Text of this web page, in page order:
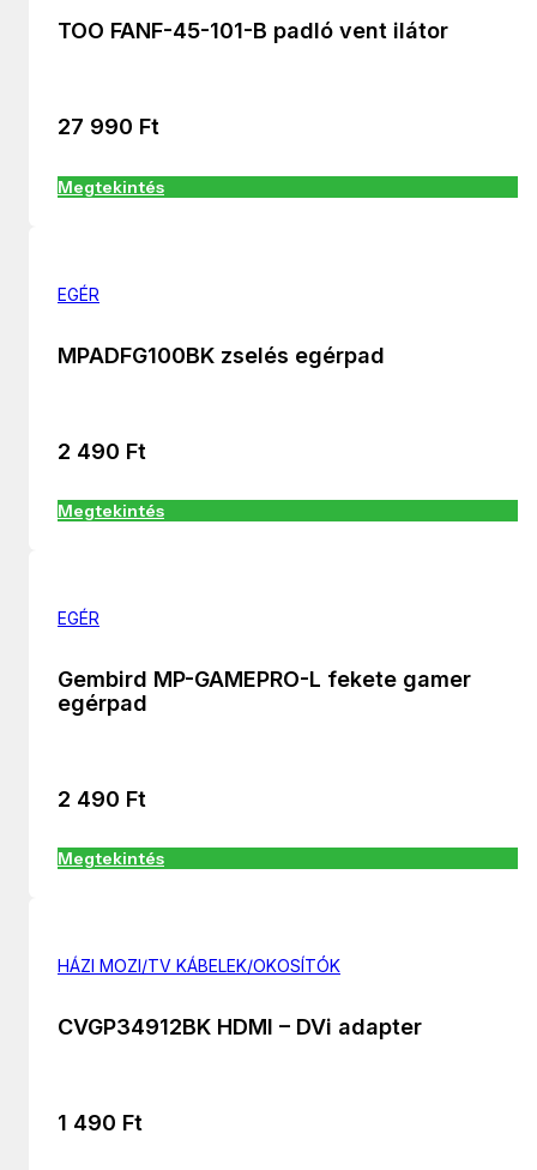
TOO FANF-45-101-B padló vent ilátor
27 990 Ft
Megtekintés
EGÉR
MPADFG100BK zselés egérpad
2 490 Ft
Megtekintés
EGÉR
Gembird MP-GAMEPRO-L fekete gamer
egérpad
2 490 Ft
Megtekintés
HÁZI MOZI/TV KÁBELEK/OKOSÍTÓK
CVGP34912BK HDMI – DVi adapter
1 490 Ft